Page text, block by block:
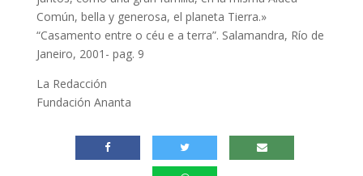
Común, bella y generosa, el planeta Tierra.»
“Casamento entre o céu e a terra”. Salamandra, Río de
Janeiro, 2001- pag. 9
La Redacción
Fundación Ananta